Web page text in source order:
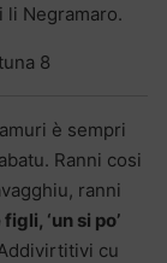
li Negramaro.
8
è sempri
Ranni cosi
ranni
‘un si po’
cu